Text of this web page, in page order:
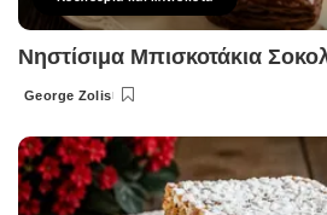
Νηστίσιμα Μπισκοτάκια
Posted
George Zolis